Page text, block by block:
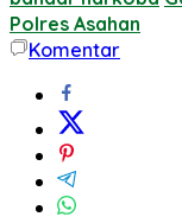
Polres Asahan
Komentar